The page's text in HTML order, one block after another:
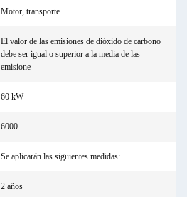
Motor, transporte
El valor de las emisiones de dióxido de carbono
debe ser igual o superior a la media de las
emisione
60 kW
6000
Se aplicarán las siguientes medidas:
2 años